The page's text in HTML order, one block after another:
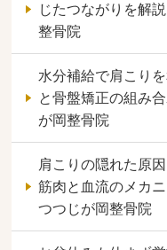
じたつながりを解
整骨院
水分補給で肩こり
と骨盤矯正の組み
が岡整骨院
肩こりの隠れた原
筋肉と血流のメカ
つつじが岡整骨院